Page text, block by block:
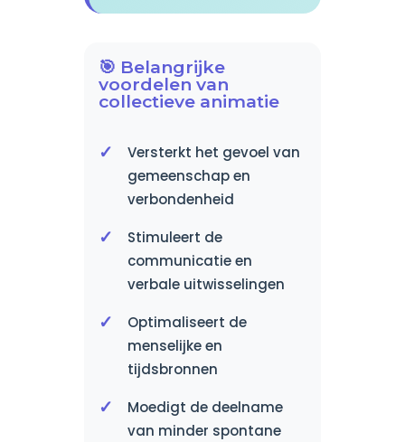
🎯 Belangrijke
voordelen van
collectieve animatie
Versterkt het gevoel van
gemeenschap en
verbondenheid
Stimuleert de
communicatie en
verbale uitwisselingen
Optimaliseert de
menselijke en
tijdsbronnen
Moedigt de deelname
van minder spontane